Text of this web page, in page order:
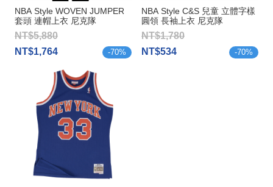
NBA Style WOVEN JUMPER
套頭 連帽上衣 尼克隊
NT$5,880
NT$1,764
-70%
NBA Style C&S 兒童 立體字樣
圓領 長袖上衣 尼克隊
NT$1,780
NT$534
-70%